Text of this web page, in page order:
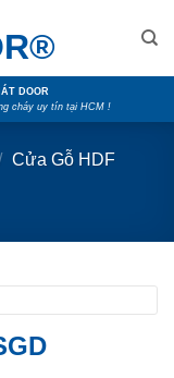
DOOR
cháy uy tín tại HCM !
Cửa Gỗ HDF